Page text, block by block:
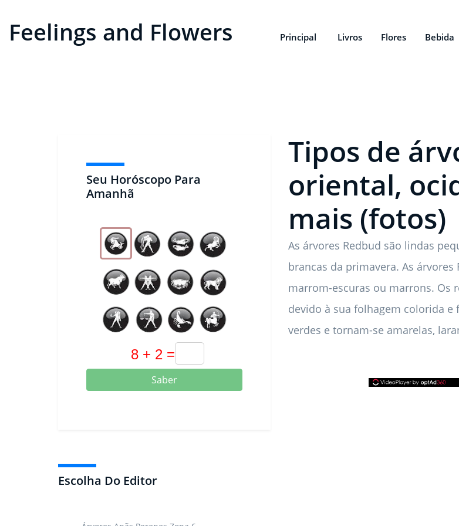
Feelings and Flowers Principal Livros Flores Bebida
Seu Horóscopo Para
Amanhã
Saber
Escolha Do Editor
Tipos de
oriental,
mais (fotos)
As árvores Redbud são lindas
brancas da primavera. As
marrom-escuras ou marrons. Os
devido à sua folhagem colorida e
verdes e tornam-se amarelas,